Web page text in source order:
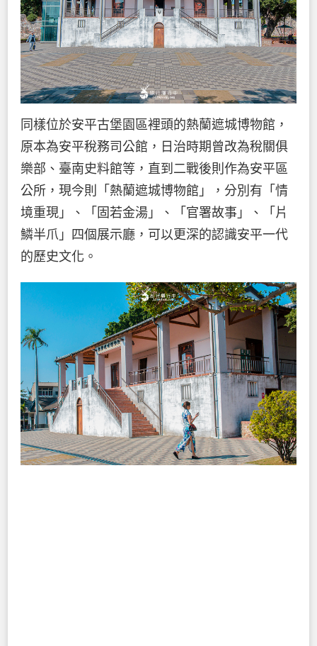
同樣位於安平古堡園區裡頭的熱蘭遮城博物館，
原本為安平稅務司公館，日治時期曾改為稅關俱
樂部、臺南史料館等，直到二戰後則作為安平區
公所，現今則「熱蘭遮城博物館」，分別有「情
境重現」、「固若金湯」、「官署故事」、「片
鱗半爪」四個展示廳，可以更深的認識安平一代
的歷史文化。